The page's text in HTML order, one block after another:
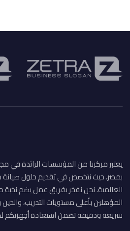
يعتبر مركزنا من المؤسسات الرائدة في
بمصر، حيث نتخصص في تقديم حلول صيانة
العالمية. نحن نفخر بفريق عمل يضم نخبة
المؤهلين بأعلى مستويات التدريب،
سريعة ودقيقة تضمن استعادة أجهزتكم